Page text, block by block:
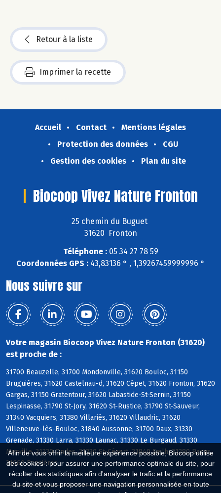
Afin de vous offrir la meilleure expérience possible, Biocoop utilise
des cookies : pour assurer une performance optimale du site, pour
récolter des statistiques afin d'analyser le trafic et la performance
du site et vous proposer une navigation personnalisée en toute
Retour à la liste
Imprimer la recette
Accueil Contact
Mentions légales
Protection des données
CGU
Gestion des cookies
Plan du site
Biocoop Vivez Nature Fronton
25 chemin du Buguet
31620 Fronton
Téléphone :05 34 27 78 59
Coordonnées GPS : 43,83136 ° , 1,39267459999996 °
Nous suivre sur
Votre magasin Biocoop Vivez Nature Fronton (31620)
est proche de :
31700 Beauzelle, 31700 Mondonville, 31620 Bouloc, 31150
Bruguières, 31620 Castelnau-d, 31620 Cépet, 31620 Fronton, 31620
Gargas, 31150 Gratentour, 31620 Labastide-St-Sernin, 31150
Lespinasse, 31790 St-Jory, 31620 St-Rustice, 31790 St-Sauveur,
31340 Vacquiers, 31380 Villariès, 31620 Villaudric, 31620
Villeneuve-lès-Bouloc, 31840 Aussonne, 31700 Daux, 31330
Grenade, 31330 Larra, 31330 Launac, 31330 Le Burgaud, 31330
Merville, 31330 Ondes, 31330 St-Cézert, 31840 Seilh, 31380 Bazus,
31660 Bessières